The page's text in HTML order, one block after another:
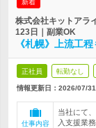
新着
株式会社キットアラ
123日｜副業OK
《札幌》上流工
正社員 転勤なし
情報更新日：2026/07/31
仕事内容
当社にて
入支援業